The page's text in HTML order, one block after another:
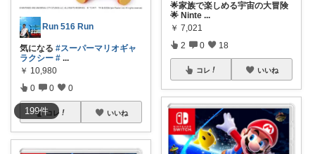
199件
Run 516 Run
気になる #スーパーマリオギャ
ラクシー # ...
￥ 10,980
0 0 0
コレ いいね
🌟家族で楽しめる宇宙の大冒険
🌟 Ninte ...
￥ 7,021
2 0 18
コレ いいね